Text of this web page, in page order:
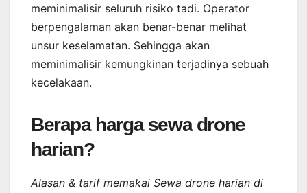
meminimalisir seluruh risiko tadi. Operator
berpengalaman akan benar-benar melihat
unsur keselamatan. Sehingga akan
meminimalisir kemungkinan terjadinya sebuah
kecelakaan.
Berapa harga sewa drone
harian?
Alasan & tarif memakai Sewa drone harian di